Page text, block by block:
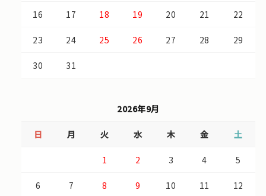
16 17 18 19 20 21 22
23 24 25 26 27 28 29
30 31
2026年9月
日 月 火 水 木 金 土
1 2 3 4 5
6 7 8 9 10 11 12